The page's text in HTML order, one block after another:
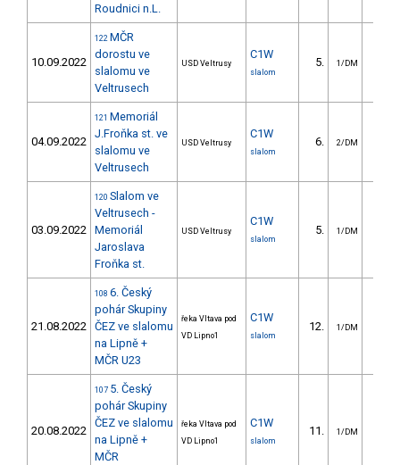
Roudnici n.L.
10.09.2022
122 MČR
dorostu ve
slalomu ve
Veltrusech
USD Veltrusy
C1W
slalom
5. 1/DM
04.09.2022
121 Memoriál
J.Froňka st. ve
slalomu ve
Veltrusech
USD Veltrusy
C1W
slalom
6. 2/DM
03.09.2022
120 Slalom ve
Veltrusech -
Memoriál
Jaroslava
Froňka st.
USD Veltrusy
C1W
slalom
5. 1/DM
21.08.2022
108 6. Český
pohár Skupiny
ČEZ ve slalomu
na Lipně +
MČR U23
řeka Vltava pod
VD Lipno1
C1W
slalom
12. 1/DM
20.08.2022
107 5. Český
pohár Skupiny
ČEZ ve slalomu
na Lipně +
MČR
řeka Vltava pod
VD Lipno1
C1W
slalom
11. 1/DM